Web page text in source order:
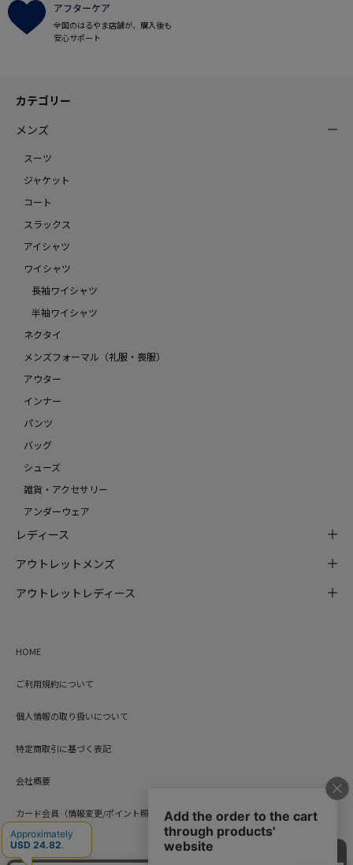
アフターケア
全国のはるやま店舗が、購入後も
安心サポート
カテゴリー
メンズ
スーツ
ジャケット
コート
スラックス
アイシャツ
ワイシャツ
長袖ワイシャツ
半袖ワイシャツ
ネクタイ
メンズフォーマル（礼服・喪服）
アウター
インナー
パンツ
バッグ
シューズ
雑貨・アクセサリー
アンダーウェア
レディース
アウトレットメンズ
アウトレットレディース
HOME
ご利用規約について
個人情報の取り扱いについて
特定商取引に基づく表記
会社概要
カード会員（情報変更/ポイント照会）
お問い合わせ